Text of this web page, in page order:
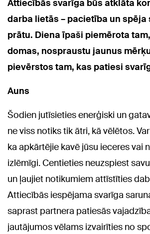
Attiecībās svarīga būs atklāta
darba lietās – pacietība un spēja
prātu. Diena īpaši piemērota
domas, nospraustu jaunus
pievērstos tam, kas patiesi
Auns
Šodien jutīsieties enerģiski un
ne viss notiks tik ātri, kā vēlētos.
ka apkārtējie kavē jūsu ieceres vai
izlēmīgi. Centieties neuzspiest
un ļaujiet notikumiem attīstīties
Attiecībās iespējama svarīga
saprast partnera patiesās
jautājumos vēlams izvairīties no